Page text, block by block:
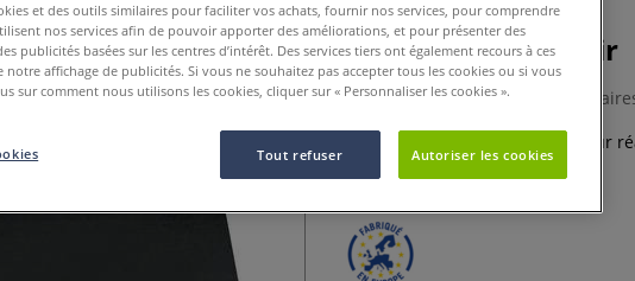
Carton mousse noir
0
Ce Carton mousse est parfait pour
ou encadrements.
Plus
et des outils similaires pour faciliter vos achats, fournir nos services, pour comprendre
nos services afin de pouvoir apporter des améliorations, et pour présenter des
publicités basées sur les centres d’intérêt. Des services tiers ont également recours à ces
notre affichage de publicités. Si vous ne souhaitez pas accepter tous les cookies ou si vous
sur comment nous utilisons les cookies, cliquer sur « Personnaliser les cookies ».
Tout refuser Autoriser les cookies